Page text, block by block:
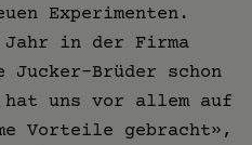
Experimenten.
in der Firma
Brüder schon
hat uns vor allem auf
Vorteile gebracht»,